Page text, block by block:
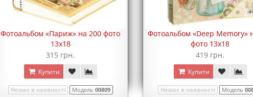
Фотоальбом «Париж» на 200 фото
13х18
315 грн.
Купити
Немає в наявності Модель 00809
Фотоальбом «Deep Memory»
фото 13х18
419 грн.
Купити
Немає в наявності Модель